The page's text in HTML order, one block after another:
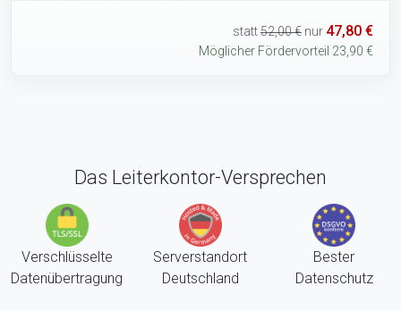
statt52,00 € nur 47,80 €
Möglicher Fördervorteil 23,90 €
Das Leiterkontor-Versprechen
Verschlüsselte
Datenübertragung
Serverstandort
Deutschland
Bester
Datenschutz